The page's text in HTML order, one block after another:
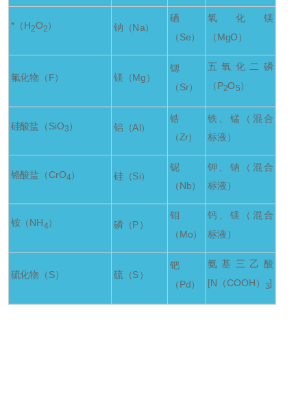
*（H2O2） 钠（Na）
硒
（Se）
氧化镁
（MgO）
氟化物（F） 镁（Mg）
锶
（Sr）
五氧化二磷
（P2O5）
硅酸盐（SiO3） 铝（Al）
锆
（Zr）
铁、锰（混合
标液）
铬酸盐（CrO4） 硅（Si）
铌
（Nb）
钾、钠（混合
标液）
铵（NH4） 磷（P）
钼
（Mo）
钙、镁（混合
标液）
硫化物（S） 硫（S）
钯
（Pd）
氨基三乙酸
[N（COOH）
3]